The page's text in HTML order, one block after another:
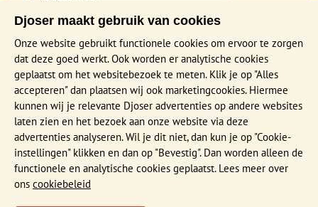
Reis en boek met Djoser zekerheid
Privacy verklaring
MEER WETEN?
Brochure aanvragen
Presentaties en Infodagen
Aanmelden nieuwsbrief
Djoser maakt gebruik van cookies
Onze website gebruikt functionele cookies om ervoor te zorgen
dat deze goed werkt. Ook worden er analytische cookies
geplaatst om het websitebezoek te meten. Klik je op "Alles
accepteren" dan plaatsen wij ook marketingcookies. Hiermee
kunnen wij je relevante Djoser advertenties op andere websites
laten zien en het bezoek aan onze website via deze
advertenties analyseren. Wil je dit niet, dan kun je op "Cookie-
instellingen" klikken en dan op "Bevestig". Dan worden alleen de
functionele en analytische cookies geplaatst. Lees meer over
ons cookiebeleid